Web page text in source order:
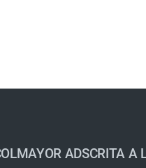
ADSCRITA A